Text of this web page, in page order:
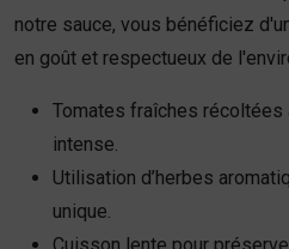
notre sauce, vous bénéficiez
en goût et respectueux de
Tomates fraîches récoltées
intense.
Utilisation d’herbes
unique.